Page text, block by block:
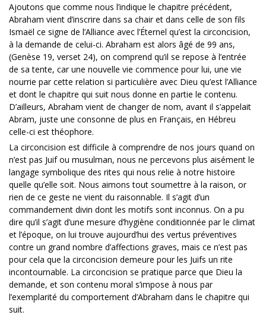
Ajoutons que comme nous l’indique le chapitre précédent,
Abraham vient d’inscrire dans sa chair et dans celle de son fils
Ismaël ce signe de l’Alliance avec l’Éternel qu’est la circoncision,
à la demande de celui-ci. Abraham est alors âgé de 99 ans,
(Genèse 19, verset 24), on comprend qu’il se repose à l’entrée
de sa tente, car une nouvelle vie commence pour lui, une vie
nourrie par cette relation si particulière avec Dieu qu’est l’Alliance
et dont le chapitre qui suit nous donne en partie le contenu.
D’ailleurs, Abraham vient de changer de nom, avant il s’appelait
Abram, juste une consonne de plus en Français, en Hébreu
celle-ci est théophore.
La circoncision est difficile à comprendre de nos jours quand on
n’est pas Juif ou musulman, nous ne percevons plus aisément le
langage symbolique des rites qui nous relie à notre histoire
quelle qu’elle soit. Nous aimons tout soumettre à la raison, or
rien de ce geste ne vient du raisonnable. Il s’agit d’un
commandement divin dont les motifs sont inconnus. On a pu
dire qu’il s’agit d’une mesure d’hygiène conditionnée par le climat
et l’époque, on lui trouve aujourd’hui des vertus préventives
contre un grand nombre d’affections graves, mais ce n’est pas
pour cela que la circoncision demeure pour les Juifs un rite
incontournable. La circoncision se pratique parce que Dieu la
demande, et son contenu moral s’impose à nous par
l’exemplarité du comportement d’Abraham dans le chapitre qui
suit.